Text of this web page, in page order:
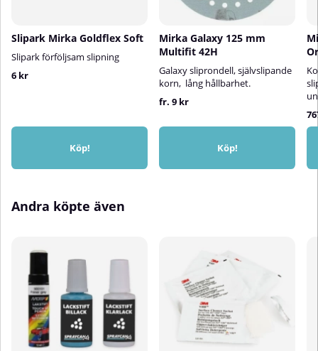
Slipark Mirka Goldflex Soft
Slipark förföljsam slipning
6 kr
Köp!
Mirka Galaxy 125 mm
Multifit 42H
Galaxy sliprondell, självslipande
korn, lång hållbarhet.
fr. 9 kr
Köp!
Andra köpte även